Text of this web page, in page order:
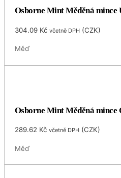
Osborne Mint Měděná mince
304.09 Kč včetně DPH(CZK)
Měď
Osborne Mint Měděná mince
289.62 Kč včetně DPH(CZK)
Měď